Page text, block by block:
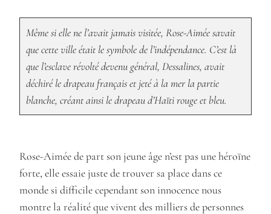
Même si elle ne l’avait jamais visitée, Rose-Aimée savait
que cette ville était le symbole de l’indépendance. C’est là
que l’esclave révolté devenu général, Dessalines, avait
déchiré le drapeau français et jeté à la mer la partie
blanche, créant ainsi le drapeau d’Haïti rouge et bleu.
Rose-Aimée de part son jeune âge n’est pas une héroïne
forte, elle essaie juste de trouver sa place dans ce
monde si difficile cependant son innocence nous
montre la réalité que vivent des milliers de personnes